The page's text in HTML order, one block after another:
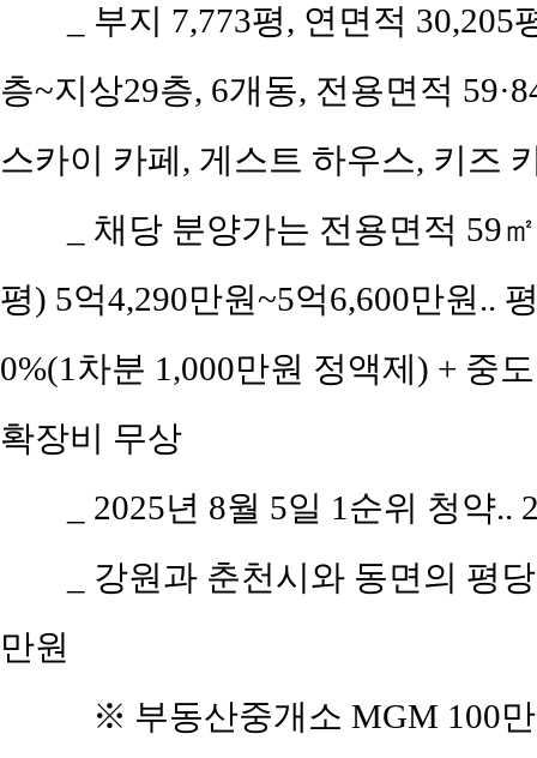
_ 부지 7,773평, 연면적
층~지상29층, 6개동, 전용면적
스카이 카페, 게스트 하우스, 키즈
_ 채당 분양가는 전용면적 59
평) 5억4,290만원~5억6,600만원..
0%(1차분 1,000만원 정액제) + 중
확장비 무상
_ 2025년 8월 5일 1순위 청약
_ 강원과 춘천시와 동면의 평
만원
※ 부동산중개소 MGM 100